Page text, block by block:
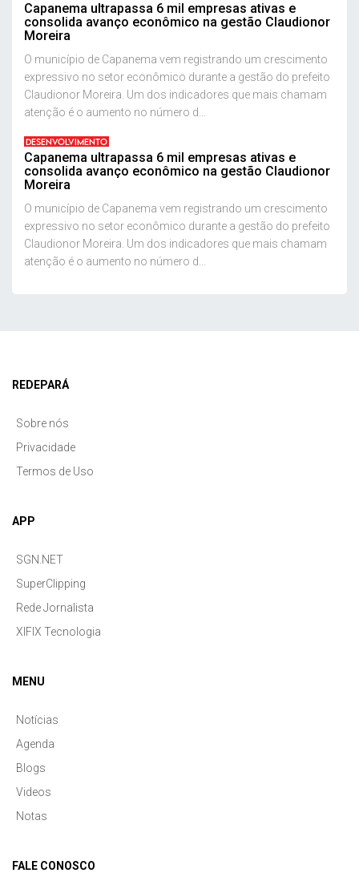
Capanema ultrapassa 6 mil empresas ativas e
consolida avanço econômico na gestão Claudionor
Moreira
O município de Capanema vem registrando um crescimento
expressivo no setor econômico durante a gestão do prefeito
Claudionor Moreira. Um dos indicadores que mais chamam
atenção é o aumento no número d...
DESENVOLVIMENTO
Capanema ultrapassa 6 mil empresas ativas e
consolida avanço econômico na gestão Claudionor
Moreira
O município de Capanema vem registrando um crescimento
expressivo no setor econômico durante a gestão do prefeito
Claudionor Moreira. Um dos indicadores que mais chamam
atenção é o aumento no número d...
REDEPARÁ
Sobre nós
Privacidade
Termos de Uso
APP
SGN.NET
SuperClipping
Rede Jornalista
XIFIX Tecnologia
MENU
Notícias
Agenda
Blogs
Videos
Notas
FALE CONOSCO